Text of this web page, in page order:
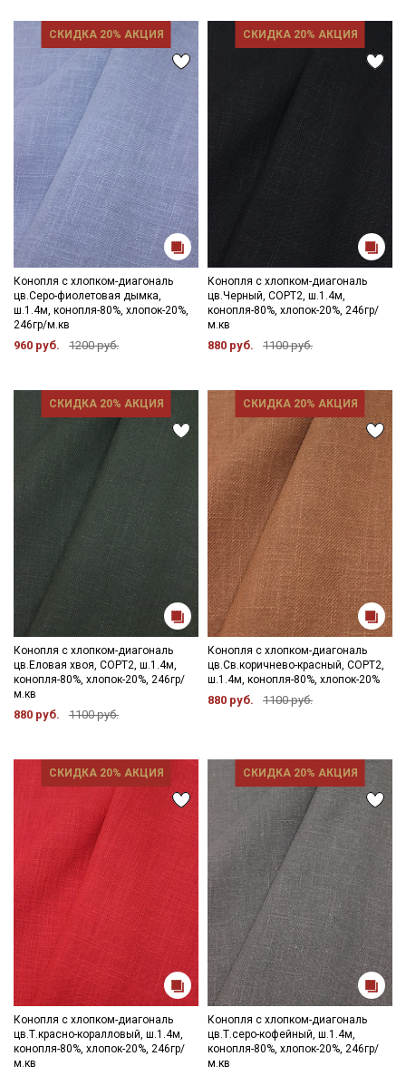
СКИДКА 20% АКЦИЯ
Конопля с хлопком-диагональ
цв.Серо-фиолетовая дымка,
ш.1.4м, конопля-80%, хлопок-20%,
246гр/м.кв
960 руб. 1200 руб.
СКИДКА 20% АКЦИЯ
Конопля с хлопком-диагональ
цв.Черный, СОРТ2, ш.1.4м,
конопля-80%, хлопок-20%, 246гр/
м.кв
880 руб. 1100 руб.
СКИДКА 20% АКЦИЯ
Конопля с хлопком-диагональ
цв.Еловая хвоя, СОРТ2, ш.1.4м,
конопля-80%, хлопок-20%, 246гр/
м.кв
880 руб. 1100 руб.
СКИДКА 20% АКЦИЯ
Конопля с хлопком-диагональ
цв.Св.коричнево-красный, СОРТ2,
ш.1.4м, конопля-80%, хлопок-20%
880 руб. 1100 руб.
СКИДКА 20% АКЦИЯ
Конопля с хлопком-диагональ
цв.Т.красно-коралловый, ш.1.4м,
конопля-80%, хлопок-20%, 246гр/
м.кв
СКИДКА 20% АКЦИЯ
Конопля с хлопком-диагональ
цв.Т.серо-кофейный, ш.1.4м,
конопля-80%, хлопок-20%, 246гр/
м.кв